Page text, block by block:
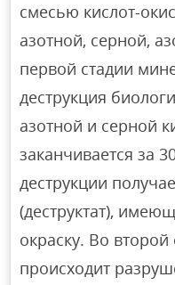
смесью кислот-
азотной, серной,
первой стадии
деструкция
азотной и серной
заканчивается за
деструкции
(деструктат),
окраску. Во
происходит